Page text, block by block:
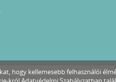
hogy kellemesebb felhasználói